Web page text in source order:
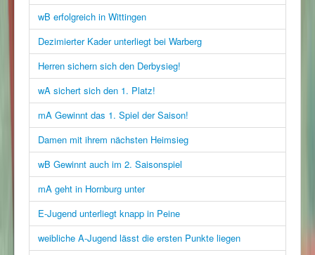
wB erfolgreich in Wittingen
Dezimierter Kader unterliegt bei Warberg
Herren sichern sich den Derbysieg!
wA sichert sich den 1. Platz!
mA Gewinnt das 1. Spiel der Saison!
Damen mit ihrem nächsten Heimsieg
wB Gewinnt auch im 2. Saisonspiel
mA geht in Hornburg unter
E-Jugend unterliegt knapp in Peine
weibliche A-Jugend lässt die ersten Punkte liegen